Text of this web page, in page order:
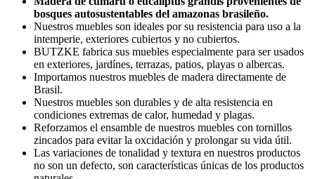
bosques autosustentables del amazonas brasileño.
Nuestros muebles son ideales por su resistencia para uso a la
intemperie, exteriores cubiertos y no cubiertos.
BUTZKE fabrica sus muebles especialmente para ser usados
en exteriores, jardínes, terrazas, patios, playas o albercas.
Importamos nuestros muebles de madera directamente de
Brasil.
Nuestros muebles son durables y de alta resistencia en
condiciones extremas de calor, humedad y plagas.
Reforzamos el ensamble de nuestros muebles con tornillos
zincados para evitar la oxcidación y prolongar su vida útil.
Las variaciones de tonalidad y textura en nuestros productos
no son un defecto, son características únicas de los productos